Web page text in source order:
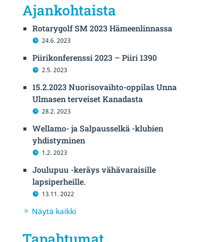
Ajankohtaista
Rotarygolf SM 2023 Hämeenlinnassa
24.6. 2023
Piirikonferenssi 2023 – Piiri 1390
2.5. 2023
15.2.2023 Nuorisovaihto-oppilas Unna
Ulmasen terveiset Kanadasta
28.2. 2023
Wellamo- ja Salpausselkä -klubien
yhdistyminen
1.2. 2023
Joulupuu -keräys vähävaraisille
lapsiperheille.
13.11. 2022
Näytä kaikki